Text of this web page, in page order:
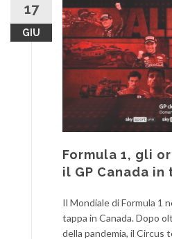
17
GIU
Formula 1, gli
il GP Canada in
Il Mondiale di Formula 1
tappa in Canada. Dopo
della pandemia, il Circus